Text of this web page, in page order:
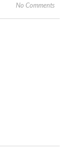
No Comments